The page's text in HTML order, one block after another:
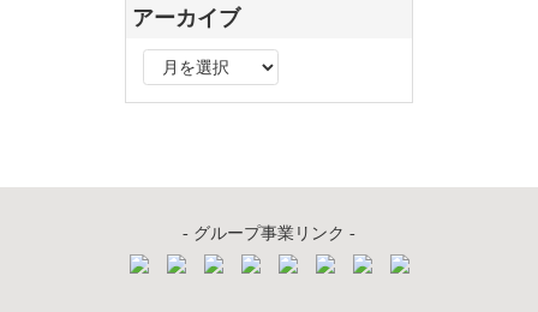
アーカイブ
ー
- グループ事業リンク -